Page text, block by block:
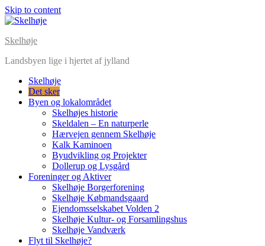
Skip to content
Skelhøje
Landsbyen lige i hjertet af jylland
Skelhøje
Det sker
Byen og lokalområdet
Skelhøjes historie
Skeldalen – En naturperle
Hærvejen gennem Skelhøje
Kalk Kaminoen
Byudvikling og Projekter
Dollerup og Lysgård
Foreninger og Aktiver
Skelhøje Borgerforening
Skelhøje Købmandsgaard
Ejendomsselskabet Volden 2
Skelhøje Kultur- og Forsamlingshus
Skelhøje Vandværk
Flyt til Skelhøje?